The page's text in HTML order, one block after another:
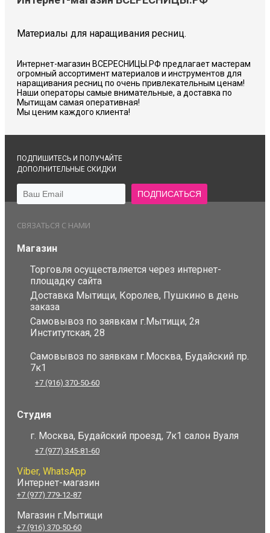
Материалы для наращивания ресниц.
Интернет-магазин ВСЕРЕСНИЦЫ.РФ предлагает мастерам
огромный ассортимент материалов и инструментов для
наращивания ресниц по очень привлекательным ценам!
Наши операторы самые внимательные, а доставка по
Мытищам самая оперативная!
Мы ценим каждого клиента!
ПОДПИШИТЕСЬ И ПОЛУЧАЙТЕ
ДОПОЛНИТЕЛЬНЫЕ СКИДКИ
СВЯЗАТЬСЯ С НАМИ
Магазин
Торговля осуществляется через интернет-
площадку сайта
Доставка Мытищи, Королев, Пушкино в день
заказа
Самовывоз по заявкам г.Мытищи, 2я
Институтская, 28
Самовывоз по заявкам г.Москва, Будайский пр.
7к1
+7 (916) 370-50-60
Студия
г. Москва, Будайский проезд, 7к1 салон Вуаля
+7 (977) 345-81-60
Viber, WhatsApp
Интернет-магазин
+7 (977) 779-12-87
Магазин г.Мытищи
+7 (916) 370-50-60